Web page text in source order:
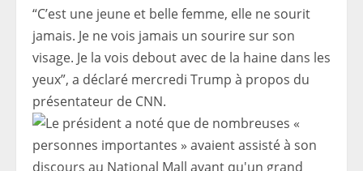
“C’est une jeune et belle femme, elle ne sourit
jamais. Je ne vois jamais un sourire sur son
visage. Je la vois debout avec de la haine dans les
yeux”, a déclaré mercredi Trump à propos du
présentateur de CNN.